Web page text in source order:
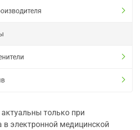
только при
электронной медицинской